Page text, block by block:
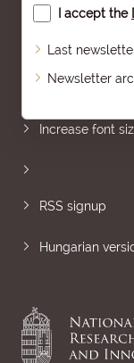
I accept the
Last
Newsletter
Increase font
RSS signup
Hungarian